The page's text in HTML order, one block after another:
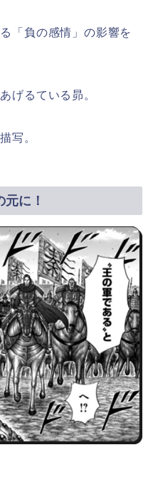
「負の感情」の影響を
げるている昴。
写。
に！